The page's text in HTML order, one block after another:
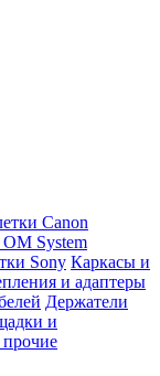
Canon
System
Sony Каркасы и
и адаптеры
Держатели
и